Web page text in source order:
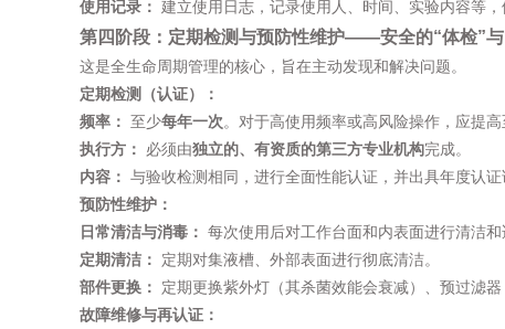
使用记录：
建立使用日志，记录使用人、时间、实验内容等，
第四阶段：定期检测与预防性维护——安全的“体检”与
这是全生命周期管理的核心，旨在主动发现和解决问题。
定期检测（认证）：
频率： ​ 至少每年一次。对于高使用频率或高风险操作，应提高
执行方：
​ 必须由独立的、有资质的第三方专业机构完成。
内容：
与验收检测相同，进行全面性能认证，并出具年度认证
预防性维护：
日常清洁与消毒：
每次使用后对工作台面和内表面进行清洁和
定期清洁：
​ 定期对集液槽、外部表面进行彻底清洁。
部件更换：
定期更换紫外灯（其杀菌效能会衰减）、预过滤器
故障维修与再认证：